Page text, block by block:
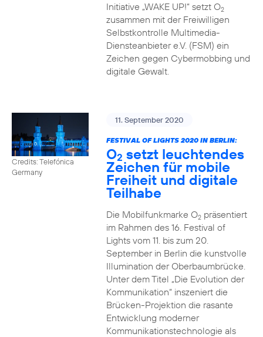
Initiative „WAKE UP!“ setzt O2
zusammen mit der Freiwilligen
Selbstkontrolle Multimedia-
Diensteanbieter e.V. (FSM) ein
Zeichen gegen Cybermobbing und
digitale Gewalt.
Credits: Telefónica
Germany
11. September 2020
FESTIVAL OF LIGHTS 2020 IN BERLIN:
O2 setzt leuchtendes
Zeichen für mobile
Freiheit und digitale
Teilhabe
Die Mobilfunkmarke O2präsentiert
im Rahmen des 16. Festival of
Lights vom 11. bis zum 20.
September in Berlin die kunstvolle
Illumination der Oberbaumbrücke.
Unter dem Titel „Die Evolution der
Kommunikation“ inszeniert die
Brücken-Projektion die rasante
Entwicklung moderner
Kommunikationstechnologie als